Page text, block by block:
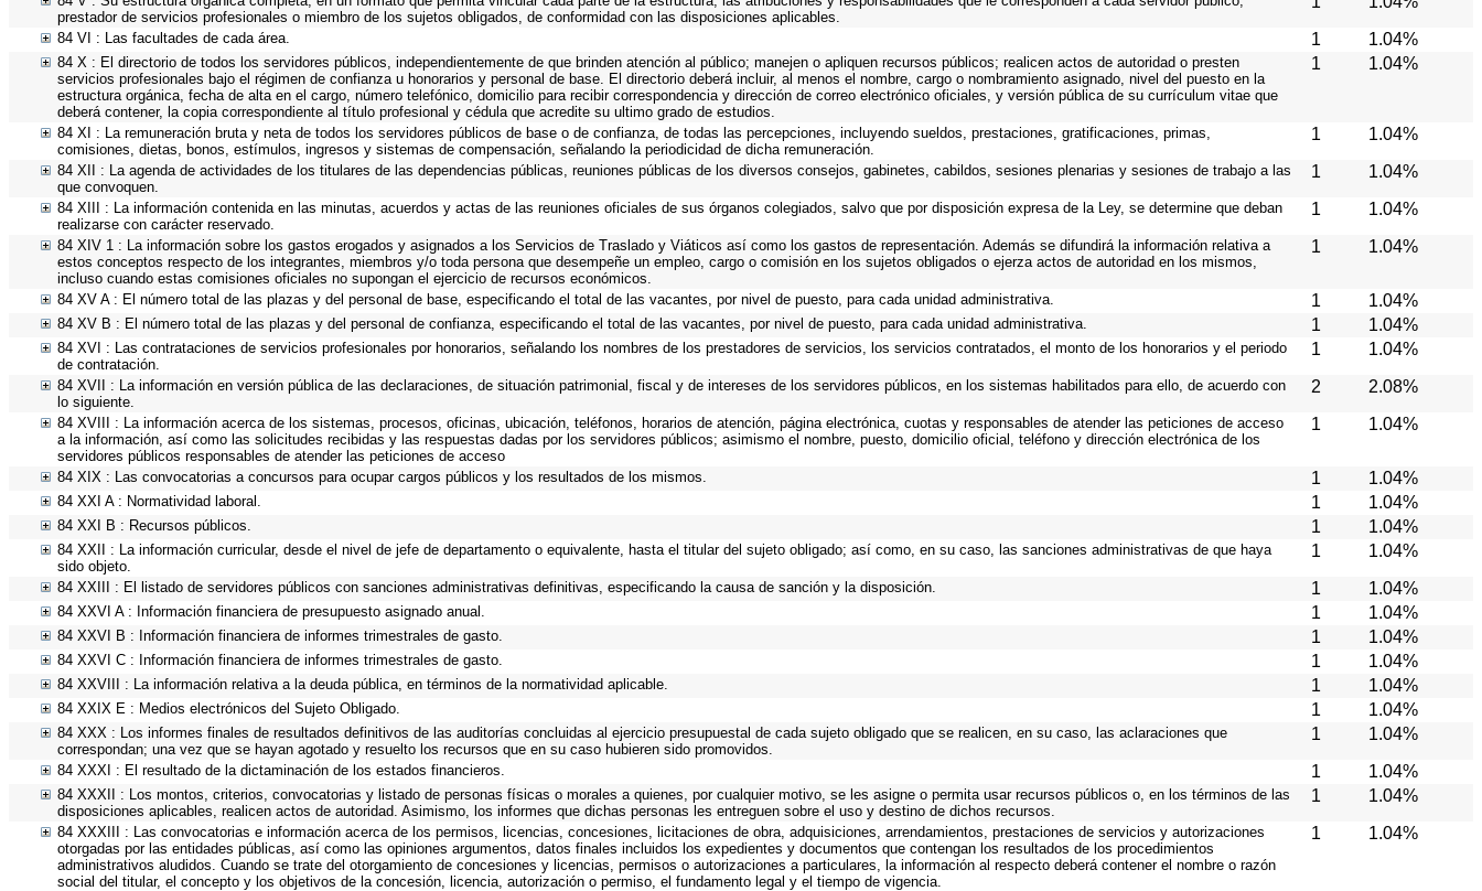
prestador de servicios profesionales o miembro de los sujetos obligados, de conformidad con las disposiciones aplicables.
84 VI : Las facultades de cada área. 1 1.04%
84 X : El directorio de todos los servidores públicos, independientemente de que brinden atención al público; manejen o apliquen recursos públicos; realicen actos de autoridad o presten
servicios profesionales bajo el régimen de confianza u honorarios y personal de base. El directorio deberá incluir, al menos el nombre, cargo o nombramiento asignado, nivel del puesto en la
estructura orgánica, fecha de alta en el cargo, número telefónico, domicilio para recibir correspondencia y dirección de correo electrónico oficiales, y versión pública de su currículum vitae que
deberá contener, la copia correspondiente al título profesional y cédula que acredite su ultimo grado de estudios.
1 1.04%
84 XI : La remuneración bruta y neta de todos los servidores públicos de base o de confianza, de todas las percepciones, incluyendo sueldos, prestaciones, gratificaciones, primas,
comisiones, dietas, bonos, estímulos, ingresos y sistemas de compensación, señalando la periodicidad de dicha remuneración.
1 1.04%
84 XII : La agenda de actividades de los titulares de las dependencias públicas, reuniones públicas de los diversos consejos, gabinetes, cabildos, sesiones plenarias y sesiones de trabajo a las
que convoquen.
1 1.04%
84 XIII : La información contenida en las minutas, acuerdos y actas de las reuniones oficiales de sus órganos colegiados, salvo que por disposición expresa de la Ley, se determine que deban
realizarse con carácter reservado.
1 1.04%
84 XIV 1 : La información sobre los gastos erogados y asignados a los Servicios de Traslado y Viáticos así como los gastos de representación. Además se difundirá la información relativa a
estos conceptos respecto de los integrantes, miembros y/o toda persona que desempeñe un empleo, cargo o comisión en los sujetos obligados o ejerza actos de autoridad en los mismos,
incluso cuando estas comisiones oficiales no supongan el ejercicio de recursos económicos.
1 1.04%
84 XV A : El número total de las plazas y del personal de base, especificando el total de las vacantes, por nivel de puesto, para cada unidad administrativa. 1 1.04%
84 XV B : El número total de las plazas y del personal de confianza, especificando el total de las vacantes, por nivel de puesto, para cada unidad administrativa. 1 1.04%
84 XVI : Las contrataciones de servicios profesionales por honorarios, señalando los nombres de los prestadores de servicios, los servicios contratados, el monto de los honorarios y el periodo
de contratación.
1 1.04%
84 XVII : La información en versión pública de las declaraciones, de situación patrimonial, fiscal y de intereses de los servidores públicos, en los sistemas habilitados para ello, de acuerdo con
lo siguiente.
2 2.08%
84 XVIII : La información acerca de los sistemas, procesos, oficinas, ubicación, teléfonos, horarios de atención, página electrónica, cuotas y responsables de atender las peticiones de acceso
a la información, así como las solicitudes recibidas y las respuestas dadas por los servidores públicos; asimismo el nombre, puesto, domicilio oficial, teléfono y dirección electrónica de los
servidores públicos responsables de atender las peticiones de acceso
1 1.04%
84 XIX : Las convocatorias a concursos para ocupar cargos públicos y los resultados de los mismos. 1 1.04%
84 XXI A : Normatividad laboral. 1 1.04%
84 XXI B : Recursos públicos. 1 1.04%
84 XXII : La información curricular, desde el nivel de jefe de departamento o equivalente, hasta el titular del sujeto obligado; así como, en su caso, las sanciones administrativas de que haya
sido objeto.
1 1.04%
84 XXIII : El listado de servidores públicos con sanciones administrativas definitivas, especificando la causa de sanción y la disposición. 1 1.04%
84 XXVI A : Información financiera de presupuesto asignado anual. 1 1.04%
84 XXVI B : Información financiera de informes trimestrales de gasto. 1 1.04%
84 XXVI C : Información financiera de informes trimestrales de gasto. 1 1.04%
84 XXVIII : La información relativa a la deuda pública, en términos de la normatividad aplicable. 1 1.04%
84 XXIX E : Medios electrónicos del Sujeto Obligado. 1 1.04%
84 XXX : Los informes finales de resultados definitivos de las auditorías concluidas al ejercicio presupuestal de cada sujeto obligado que se realicen, en su caso, las aclaraciones que
correspondan; una vez que se hayan agotado y resuelto los recursos que en su caso hubieren sido promovidos.
1 1.04%
84 XXXI : El resultado de la dictaminación de los estados financieros. 1 1.04%
84 XXXII : Los montos, criterios, convocatorias y listado de personas físicas o morales a quienes, por cualquier motivo, se les asigne o permita usar recursos públicos o, en los términos de las
disposiciones aplicables, realicen actos de autoridad. Asimismo, los informes que dichas personas les entreguen sobre el uso y destino de dichos recursos.
1 1.04%
84 XXXIII : Las convocatorias e información acerca de los permisos, licencias, concesiones, licitaciones de obra, adquisiciones, arrendamientos, prestaciones de servicios y autorizaciones
otorgadas por las entidades públicas, así como las opiniones argumentos, datos finales incluidos los expedientes y documentos que contengan los resultados de los procedimientos
administrativos aludidos. Cuando se trate del otorgamiento de concesiones y licencias, permisos o autorizaciones a particulares, la información al respecto deberá contener el nombre o razón
social del titular, el concepto y los objetivos de la concesión, licencia, autorización o permiso, el fundamento legal y el tiempo de vigencia.
1 1.04%